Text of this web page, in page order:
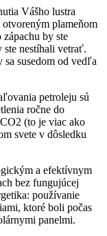
Vášho lustra
plameňom
by ste
nestíhali vetrať.
susedom od vedľa
petroleju sú
ročne do
(to je viac ako
svete v dôsledku
a efektívnym
bez fungujúcej
používanie
ktoré boli počas
panelmi.